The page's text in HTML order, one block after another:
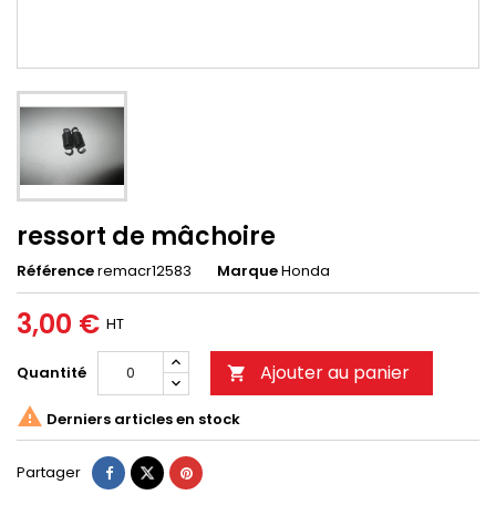
ressort de mâchoire
Référenceremacr12583 MarqueHonda
3,00 € HT
Quantité  Ajouter au panier
 Derniers articles en stock
Partager